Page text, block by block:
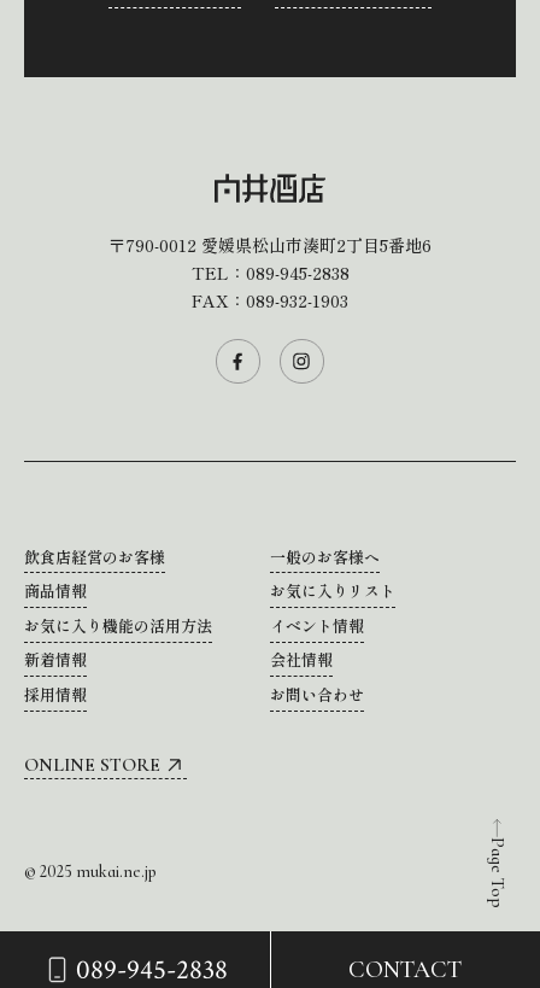
089-945-2838 CONTACT
Page Top
〒790-0012 愛媛県松山市湊町2丁目5番地6
TEL： 089-945-2838
FAX：089-932-1903
飲食店経営のお客様
一般のお客様へ
商品情報
お気に入りリスト
お気に入り機能の活用方法
イベント情報
新着情報
会社情報
採用情報
お問い合わせ
ONLINE STORE
© 2025 mukai.ne.jp